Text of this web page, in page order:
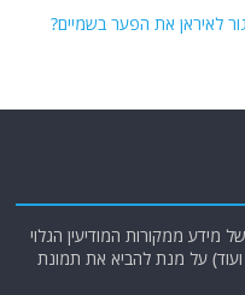
לאיראן את הפער בשמיים?
מידע ממקורות המודיעין הגלוי
ועוד) על מנת להביא את תמונת